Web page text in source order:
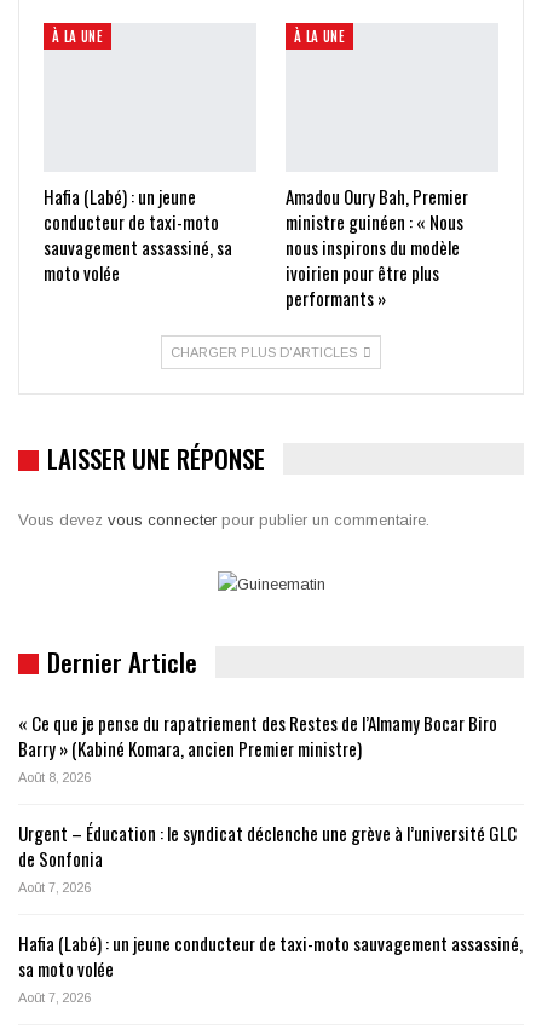
À LA UNE
Hafia (Labé) : un jeune
conducteur de taxi-moto
sauvagement assassiné, sa
moto volée
À LA UNE
Amadou Oury Bah, Premier
ministre guinéen : « Nous
nous inspirons du modèle
ivoirien pour être plus
performants »
CHARGER PLUS D'ARTICLES
LAISSER UNE RÉPONSE
Vous devez vous connecter pour publier un commentaire.
Dernier Article
« Ce que je pense du rapatriement des Restes de l’Almamy Bocar Biro
Barry » (Kabiné Komara, ancien Premier ministre)
Août 8, 2026
Urgent – Éducation : le syndicat déclenche une grève à l’université GLC
de Sonfonia
Août 7, 2026
Hafia (Labé) : un jeune conducteur de taxi-moto sauvagement assassiné,
sa moto volée
Août 7, 2026